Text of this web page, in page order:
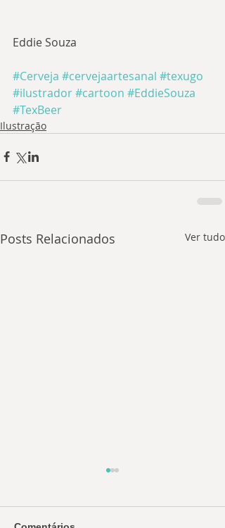
Eddie Souza
#Cerveja #cervejaartesanal #texugo
#ilustrador#cartoon #EddieSouza
#TexBeer
Ilustração
Posts Relacionados Ver tudo